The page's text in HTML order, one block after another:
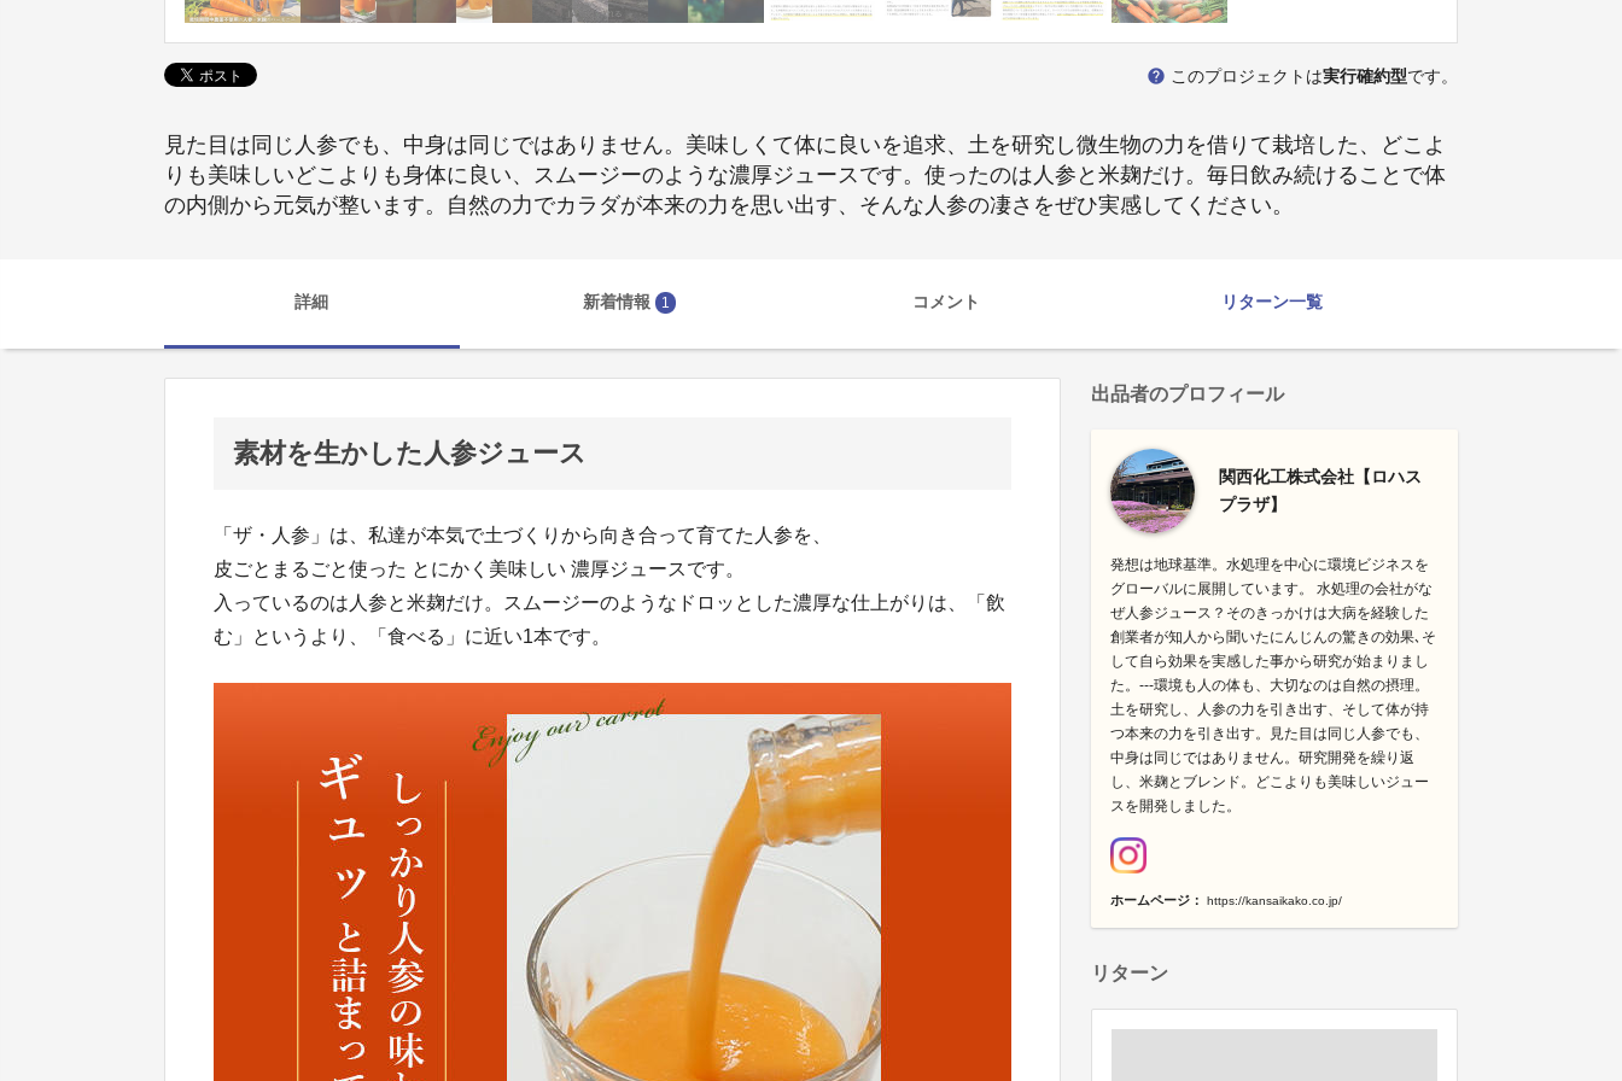
help このプロジェクトは実行確約型です。
見た目は同じ人参でも、中身は同じではありません。美味しくて体に良いを追求、土を研究し微生物の力を借りて栽培した、どこよ
りも美味しいどこよりも身体に良い、スムージーのような濃厚ジュースです。使ったのは人参と米麹だけ。毎日飲み続けることで体
の内側から元気が整います。自然の力でカラダが本来の力を思い出す、そんな人参の凄さをぜひ実感してください。
詳細 新着情報 1 コメント リターン一覧
素材を生かした人参ジュース
「ザ・人参」は、私達が本気で土づくりから向き合って育てた人参を、
皮ごとまるごと使った とにかく美味しい 濃厚ジュースです。
入っているのは人参と米麹だけ。スムージーのようなドロッとした濃厚な仕上がりは、「飲
む」というより、「食べる」に近い1本です。
出品者のプロフィール
関西化工株式会社【ロハス
プラザ】
発想は地球基準。水処理を中心に環境ビジネスを
グローバルに展開しています。 水処理の会社がな
ぜ人参ジュース？そのきっかけは大病を経験した
創業者が知人から聞いたにんじんの驚きの効果､そ
して自ら効果を実感した事から研究が始まりまし
た。---環境も人の体も、大切なのは自然の摂理。
土を研究し、人参の力を引き出す、そして体が持
つ本来の力を引き出す。見た目は同じ人参でも、
中身は同じではありません。研究開発を繰り返
し、米麹とブレンド。どこよりも美味しいジュー
スを開発しました。
ホームページ： https://kansaikako.co.jp/
リターン